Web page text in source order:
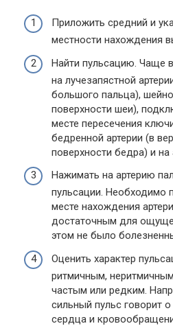
Приложить средний и
местности нахождения
Найти пульсацию. Чаще
на лучезапястной
большого пальца),
поверхности шеи),
месте пересечения
бедренной артерии (в
поверхности бедра) и на
Нажимать на артерию
пульсации. Необходимо
месте нахождения
достаточным для
этом не было
Оценить характер
ритмичным,
частым или редким.
сильный пульс говорит
сердца и